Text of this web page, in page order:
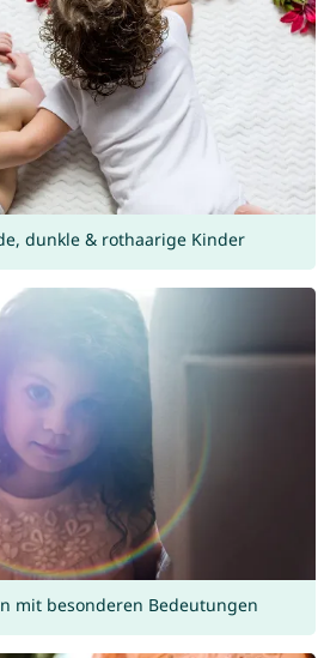
dunkle & rothaarige Kinder
mit besonderen Bedeutungen